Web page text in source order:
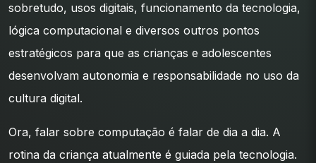
sobretudo, usos digitais, funcionamento da tecnologia,
lógica computacional e diversos outros pontos
estratégicos para que as crianças e adolescentes
desenvolvam autonomia e responsabilidade no uso da
cultura digital.
Ora, falar sobre computação é falar de dia a dia. A
rotina da criança atualmente é guiada pela tecnologia.